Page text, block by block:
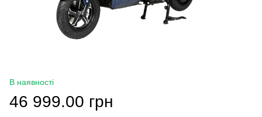
В наявності
46 999.00 грн